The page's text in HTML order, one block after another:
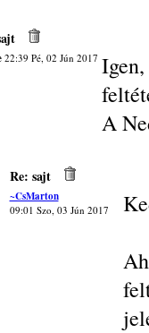
22:39 Pé, 02 Jún 2017
A
Re: sajt
~CsMarton
09:01 Szo, 03 Jún 2017